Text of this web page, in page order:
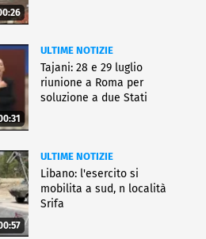
ULTIME NOTIZIE
Tajani: 28 e 29 luglio
riunione a Roma per
soluzione a due Stati
ULTIME NOTIZIE
Libano: l'esercito si
mobilita a sud, n località
Srifa